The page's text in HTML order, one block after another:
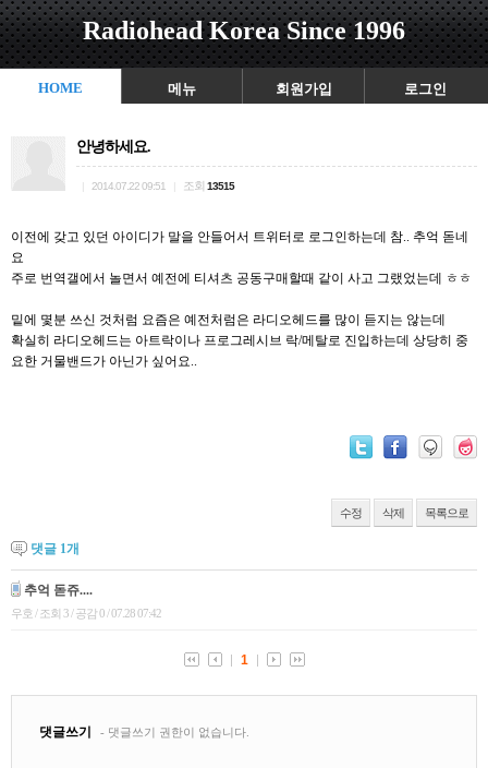
Radiohead Korea Since 1996
HOME 메뉴 회원가입 로그인
안녕하세요.
2014.07.22 09:51 조회 13515
이전에 갖고 있던 아이디가 말을 안들어서 트위터로 로그인하는데 참.. 추억 돋네
요
주로 번역갤에서 놀면서 예전에 티셔츠 공동구매할때 같이 사고 그랬었는데 ㅎㅎ
밑에 몇분 쓰신 것처럼 요즘은 예전처럼은 라디오헤드를 많이 듣지는 않는데
확실히 라디오헤드는 아트락이나 프로그레시브 락/메탈로 진입하는데 상당히 중
요한 거물밴드가 아닌가 싶어요..
수정 삭제 목록으로
댓글 1개